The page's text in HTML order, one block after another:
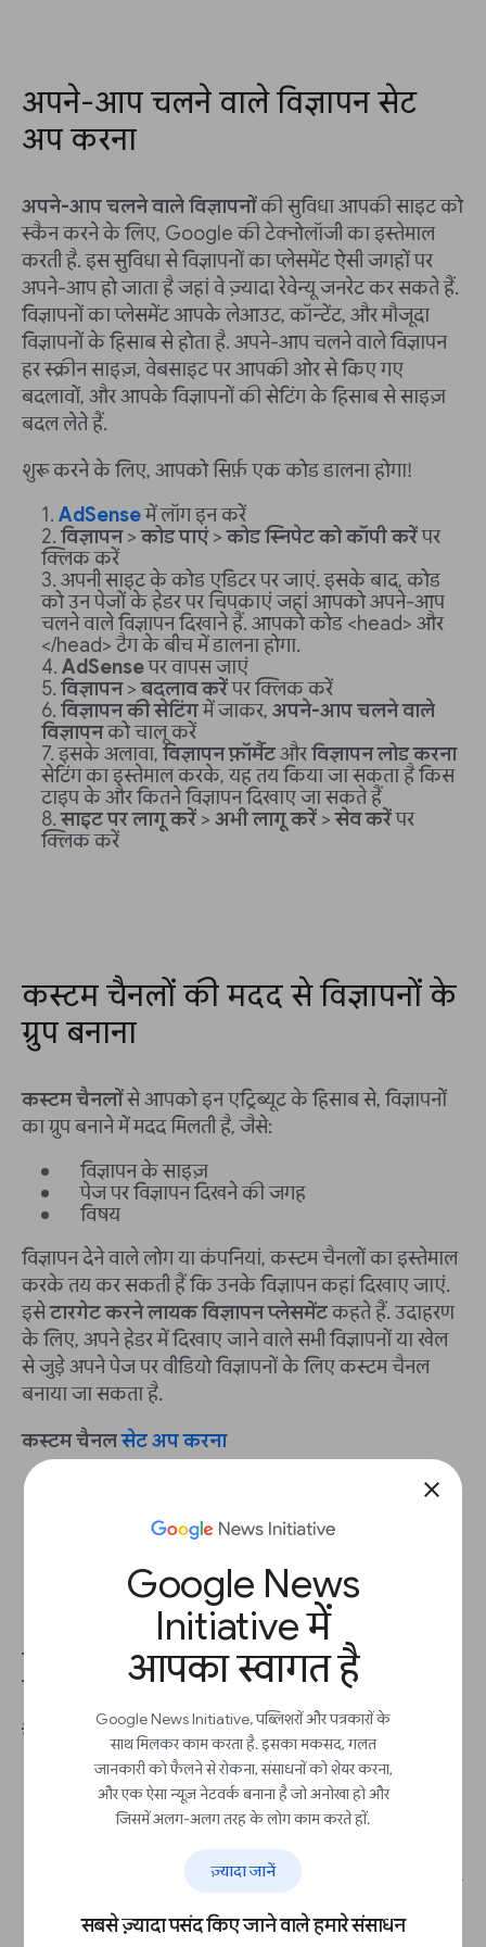
close
Google News
Initiative में
आपका स्वागत है
Google News Initiative, पब्लिशरों और पत्रकारों के
साथ मिलकर काम करता है. इसका मकसद, गलत
जानकारी को फैलने से रोकना, संसाधनों को शेयर करना,
और एक ऐसा न्यूज़ नेटवर्क बनाना है जो अनोखा हो और
जिसमें अलग-अलग तरह के लोग काम करते हों.
ज़्यादा जानें
सबसे ज़्यादा पसंद किए जाने वाले हमारे संसाधन
अपने-आप चलने वाले विज्ञापन सेट
अप करना
अपने-आप चलने वाले विज्ञापनोंकी सुविधा आपकी साइट को
स्कैन करने के लिए, Google की टेक्नोलॉजी का इस्तेमाल
करती है. इस सुविधा से विज्ञापनों का प्लेसमेंट ऐसी जगहों पर
अपने-आप हो जाता है जहां वे ज़्यादा रेवेन्यू जनरेट कर सकते हैं.
विज्ञापनों का प्लेसमेंट आपके लेआउट, कॉन्टेंट, और मौजूदा
विज्ञापनों के हिसाब से होता है. अपने-आप चलने वाले विज्ञापन
हर स्क्रीन साइज़, वेबसाइट पर आपकी ओर से किए गए
बदलावों, और आपके विज्ञापनों की सेटिंग के हिसाब से साइज़
बदल लेते हैं.
शुरू करने के लिए, आपको सिर्फ़ एक कोड डालना होगा!
AdSenseमें लॉग इन करें
विज्ञापन>कोड पाएं>कोड स्निपेट को कॉपी करेंपर
क्लिक करें
अपनी साइट के कोड एडिटर पर जाएं. इसके बाद, कोड
को उन पेजों के हेडर पर चिपकाएं जहां आपको अपने-आप
चलने वाले विज्ञापन दिखाने हैं. आपको कोड <head> और
</head> टैग के बीच में डालना होगा.
AdSenseपर वापस जाएं
विज्ञापन>बदलाव करेंपर क्लिक करें
विज्ञापन की सेटिंगमें जाकर, अपने-आप चलने वाले
विज्ञापनको चालू करें
इसके अलावा, विज्ञापन फ़ॉर्मैटऔरविज्ञापन लोड करना
सेटिंग का इस्तेमाल करके, यह तय किया जा सकता है किस
टाइप के और कितने विज्ञापन दिखाए जा सकते हैं
साइट पर लागू करें > अभी लागू करें >सेव करेंपर
क्लिक करें
कस्टम चैनलों की मदद से विज्ञापनों के
ग्रुप बनाना
कस्टम चैनलोंसे आपको इन एट्रिब्यूट के हिसाब से, विज्ञापनों
का ग्रुप बनाने में मदद मिलती है, जैसे:
विज्ञापन के साइज़
पेज पर विज्ञापन दिखने की जगह
विषय
विज्ञापन देने वाले लोग या कंपनियां, कस्टम चैनलों का इस्तेमाल
करके तय कर सकती हैं कि उनके विज्ञापन कहां दिखाए जाएं.
इसेटारगेट करने लायक विज्ञापन प्लेसमेंटकहते हैं. उदाहरण
के लिए, अपने हेडर में दिखाए जाने वाले सभी विज्ञापनों या खेल
से जुड़े अपने पेज पर वीडियो विज्ञापनों के लिए कस्टम चैनल
बनाया जा सकता है.
कस्टम चैनलसेट अप करना
को चुनें
अपने चैनल को नाम दें.
विज्ञापन यूनिट चुनें
रिपोर्ट देखने के लिए, अपने कस्टम चैनल के बगल में मौजूद
रिपोर्ट देखें
को चुनें.
💡 सबसे सही तरीके:
अपने विज्ञापनों की इन्वेंट्री बनाएं, जैसे कि पेज पर
मौजूद विषय के सेक्शन और जगह की जानकारी
आसानी से दिखने वाली जगहों के लिए कस्टम चैनल
विज्ञापन देने वाले लोगों या कंपनियों का ध्यान खींचने के
लिए, अपने चैनल को एक खास नाम दें और उसका
ब्यौरा लिखें